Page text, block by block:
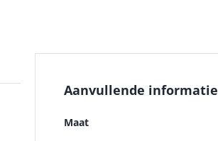
Aanvullende informatie
Maat